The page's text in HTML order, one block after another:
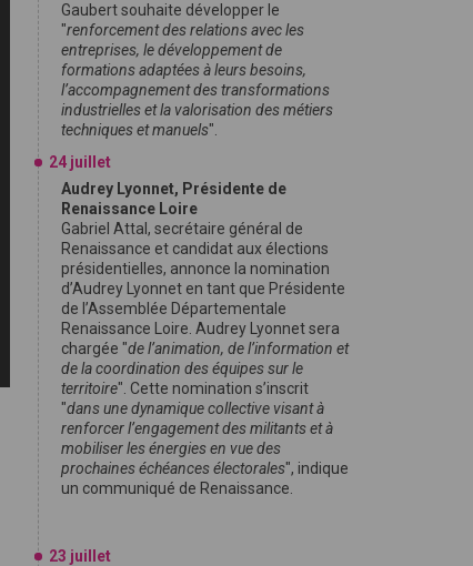
Gaubert souhaite développer le
"renforcement des relations avec les
entreprises, le développement de
formations adaptées à leurs besoins,
l’accompagnement des transformations
industrielles et la valorisation des métiers
techniques et manuels".
24 juillet
Audrey Lyonnet, Présidente de
Renaissance Loire
Gabriel Attal, secrétaire général de
Renaissance et candidat aux élections
présidentielles, annonce la nomination
d’Audrey Lyonnet en tant que Présidente
de l’Assemblée Départementale
Renaissance Loire. Audrey Lyonnet sera
chargée "de l’animation, de l’information et
de la coordination des équipes sur le
territoire". Cette nomination s’inscrit
"dans une dynamique collective visant à
renforcer l’engagement des militants et à
mobiliser les énergies en vue des
prochaines échéances électorales", indique
un communiqué de Renaissance.
23 juillet